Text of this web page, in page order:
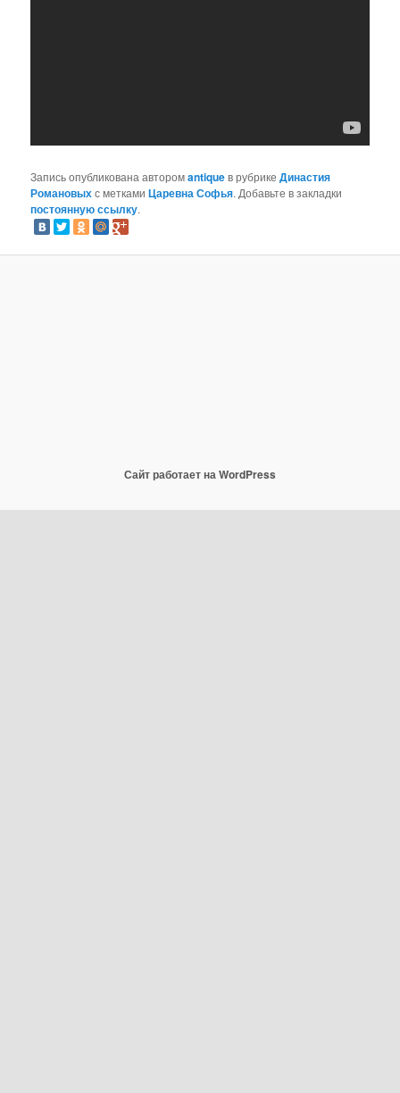
Запись опубликована авторомantiqueв рубрикеДинастия
Романовыхс меткамиЦаревна Софья. Добавьте в закладки
постоянную ссылку.
Сайт работает на WordPress